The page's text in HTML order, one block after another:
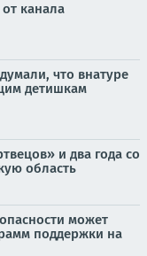
канала
что внатуре
детишкам
и два года со
область
может
поддержки на